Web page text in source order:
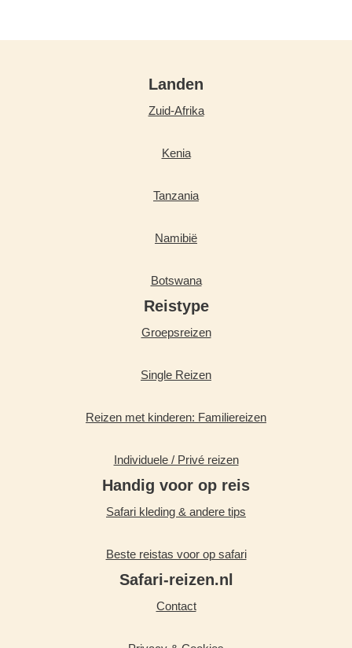
Landen
Zuid-Afrika
Kenia
Tanzania
Namibië
Botswana
Reistype
Groepsreizen
Single Reizen
Reizen met kinderen: Familiereizen
Individuele / Privé reizen
Handig voor op reis
Safari kleding & andere tips
Beste reistas voor op safari
Safari-reizen.nl
Contact